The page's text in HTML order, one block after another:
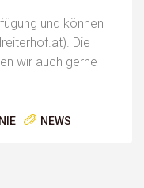
und können
Die
wir auch gerne
NEWS